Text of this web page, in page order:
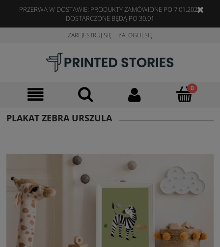
PRZERWA W DOSTAWIE: PRODUKTY ZAMÓWIONE PO 7.01.2023
DOSTARCZONE BĘDĄ PO 30.01
ZAREJESTRUJ SIĘ ZALOGUJ SIĘ
PLAKAT ZEBRA URSZULA